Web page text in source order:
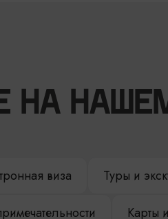
НА
виза Туры и
Карты